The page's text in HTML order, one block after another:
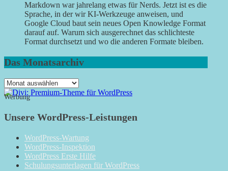
Markdown war jahrelang etwas für Nerds. Jetzt ist es die
Sprache, in der wir KI-Werkzeuge anweisen, und
Google Cloud baut sein neues Open Knowledge Format
darauf auf. Warum sich ausgerechnet das schlichteste
Format durchsetzt und wo die anderen Formate bleiben.
Das Monatsarchiv
Das
Monatsarchiv
Werbung
Unsere WordPress-Leistungen
WordPress-Wartung
WordPress-Inspektion
WordPress Erste Hilfe
Schulungsunterlagen für WordPress